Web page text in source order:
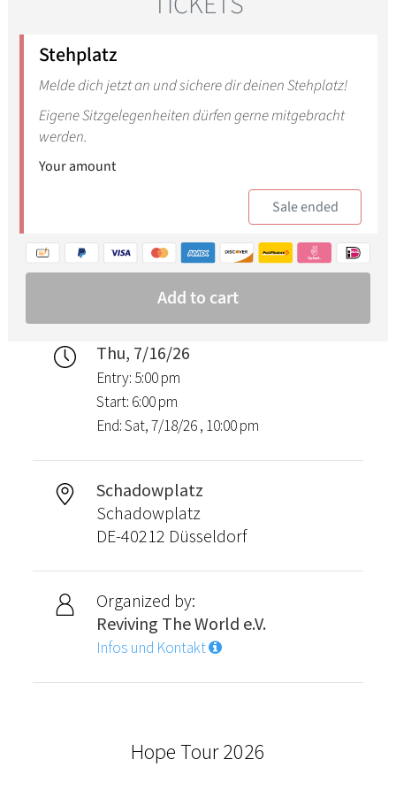
Thu, 7/16/26
Entry: 5:00 pm
Start: 6:00 pm
End: Sat, 7/18/26 , 10:00 pm
Schadowplatz
Schadowplatz
DE-40212 Düsseldorf
Organized by:
Reviving The World e.V.
Infos und Kontakt
Hope Tour 2026